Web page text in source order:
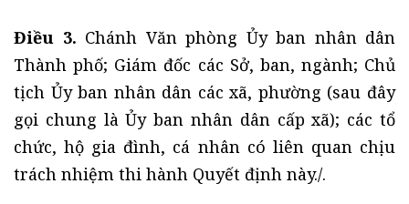
Điều 3. Chánh Văn phòng Ủy ban nhân dân
Thành phố; Giám đốc các Sở, ban, ngành; Chủ
tịch Ủy ban nhân dân các xã, phường (sau đây
gọi chung là Ủy ban nhân dân cấp xã); các tổ
chức, hộ gia đình, cá nhân có liên quan chịu
trách nhiệm thi hành Quyết định này./.